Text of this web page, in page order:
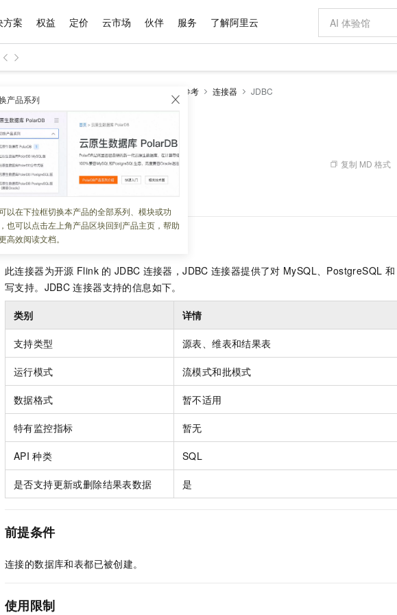
方案 权益 定价 云市场 伙伴 服务 了解阿里云
产品系列
以在下拉框切换本产品的全部系列、模块或功
也可以点击左上角产品区块回到产品主页，帮助
高效阅读文档。
开发参考 连接器 JDBC
JDBC
更新时间： 2025-12-16 06:39:39 复制 MD 格式
背景信息
此连接器为开源 Flink 的 JDBC 连接器，JDBC 连接器提供了对 MySQL、PostgreSQL 和
写支持。JDBC 连接器支持的信息如下。
类别 详情
支持类型 源表、维表和结果表
运行模式 流模式和批模式
数据格式 暂不适用
特有监控指标 暂无
API 种类 SQL
是否支持更新或删除结果表数据 是
前提条件
连接的数据库和表都已被创建。
使用限制
模型
文本生成
Qwen3.8-Max HOT
体时代全能旗舰模型
看、能想、能动手的多模态智能体模型
Qwen3-VL-Plus
Kimi 最新旗舰模型，长程编程与推理利器
旗舰 MoE 大模型，百万上下文与顶尖推理能力
GLM-5.2
1M上下文，专为长程任务能力而生
图生视频，流
Wan2.7-
模型服务
问AI平台-Token Plan
个人版上线、团队版降价；千问3.8-Max首发发尝鲜
问AI平台-模型体验
线体验全尺寸、多种模态的模型效果
系列大模型
新一代 AI 视频生成模型，深度适配广告营销等场景
AI 应用构建
大模型服务平台百炼-应用模版
丰富多元化的应用模版和解决方案
大模型服务平台百炼-智能体
灵活可视化地构建企业级 Agent
人工智能平台 PAI
AI Native 的算法工程平台，一站式完成建模、训练、推理服务部署
面向真实软件
万有无界
云端极速 AI
产品
型服务平台百炼
型服务与应用平台
问大模型
元化、高性能、安全可靠的大模型服务
影云电脑
随地安全接入的云上超级电脑
析DNS
原生大数据计算服务 MaxCompute
向分析的企业级SaaS模式云数据仓库
域名与网站
对象存储 OSS
一站式AI开发、训练和推理服务
Qoder CN
容器服务 Kubernetes 版 ACK
提供一站式管理容器应用的 K8s 服务
云防火墙
解决方案
宝，AI翻译排版一步到位
传文档即自动完成翻译和格式还原
5.2：长任务时代开源旗舰模型
真正可用的 1M 上下文,一次完成代码全链路开发
Agent，打造自进化智能体
进化，持久记忆，越用越聪明
拥有专属 OpenClaw
即刻拥有 DeepSeek-V4-Pro
轻松解锁专属 DeepSeek-V4-Pro
Claude Code + GStack 打造工程团队
一键购买专属
上云
上云 官方力荐
服务器38元/年起，超值低价云产品抢先购
方推荐返现计划
荐新用户得奖励，单订单最高返9万
工开物
专属算力普惠，学生认证享300元代金券
试用
决方案免费试用 新老同享
高领取价值200元试用点，立即开启云上创新
产品 免费试用
+ 大模型 tokens 和 30+ 款产品免费体验
云产品 免费试用
品新客免费试用，最长12个月
模型ACA认证体验
AI 特惠
智启 AI 普惠权益
阿里云 OPC 创新助力计划
至高百万元 Token 补贴，加速一人公司成长
Qwen3.8-Max 首发尝鲜，限时加量 10 倍，夜间低至2折
千问办公，限时限量积分加倍
万小智 AI 建站低至 15元/月
送.CN域名，送备案服务码
Night Plan 支持 Qwen 3.8-Max
夜间 5 折，Qwen/Meoo/TokenPlan 客户专享
AI 场景体
从图文生成到
AI 短剧/漫剧
AI智能应用，
智能客服
定价
云产品的定价详情
上成本管理
理和优化成本
价格计算器
自助选配和估算价格
价格优势
推动算力普惠，释放技术红利
配置报价
商城
建设
端小程序
国际版订阅
盟天域
云
物联网平台阿里云版
子合同
捷通
订阅
空中课堂在线直播课堂（旗舰版）
态解决方案
业生态解决方案
发者生态解决方案
开发和 AI 应用解决方案
数据与 API
数据集
身份实名认证
短信
OCR 文字识别
发票查验
快递物流查询
企业应用
ERP
CRM
OA 办公系统
财税管理
400电话
广告营销
基础软件
WordPress
Ubuntu
Red Hat
定制建站
模板小程序
定制小程序
销售伙伴
伙伴
伙伴
售伙伴合作计划
On Alibaba Cloud
Partner 合作计划
成为产品伙伴
产品生态集成认证中心
产品生态伙伴工作台
产品伙伴
成为服务伙
咨询
服务
后服务
助服务
服务
专区
企业增值服务
企业支持计划
企业增值服务台
服务实践
阿里云认证
么选择阿里云
是云计算
领先
定可靠
全合规
师报告
报告与白皮书
池大赛
算法大赛
开发大赛
门学习赛
最佳实践
云上春晚
云栖战略参考
云上的中国
金融模力时刻
市场活动